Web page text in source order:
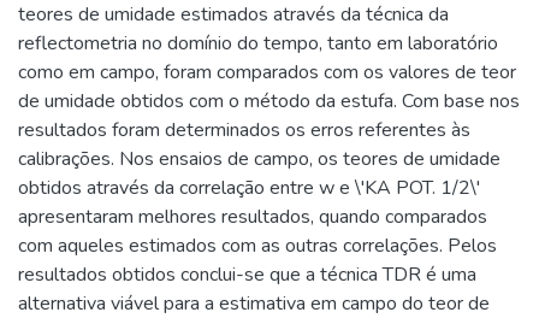
teores de umidade estimados através da técnica da
reflectometria no domínio do tempo, tanto em laboratório
como em campo, foram comparados com os valores de teor
de umidade obtidos com o método da estufa. Com base nos
resultados foram determinados os erros referentes às
calibrações. Nos ensaios de campo, os teores de umidade
obtidos através da correlação entre w e \'KA POT. 1/2\'
apresentaram melhores resultados, quando comparados
com aqueles estimados com as outras correlações. Pelos
resultados obtidos conclui-se que a técnica TDR é uma
alternativa viável para a estimativa em campo do teor de